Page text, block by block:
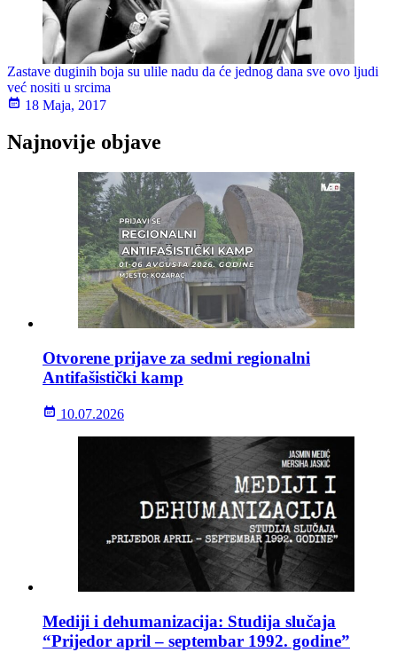
Zastave duginih boja su ulile nadu da će jednog dana sve ovo ljudi
već nositi u srcima
18 Maja, 2017
Najnovije objave
Otvorene prijave za sedmi regionalni
Antifašistički kamp
10.07.2026
Mediji i dehumanizacija: Studija slučaja
“Prijedor april – septembar 1992. godine”